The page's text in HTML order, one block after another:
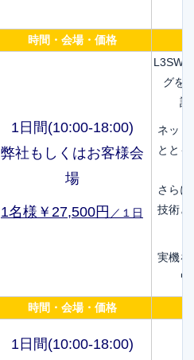
時間・会場・価格
1日間(10:00-18:00)
弊社もしくはお客様会
場
1名様￥27,500円 ／１日
L3SW
グを
計
ネッ
とと
さら
技術と
実機を
ワ
時間・会場・価格
1日間(10:00-18:00)